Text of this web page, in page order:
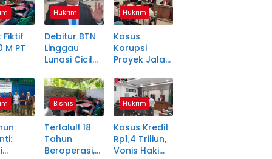
Fiktif
M PT
Petani
Hukrim
Debitur BTN
Linggau
Lunasi Cicilan
Lalu, SHM Tak
Kunjung
Diserahkan
Hukrim
Kasus
Korupsi
Proyek Jalan
di
Pagaralam
Memasuki
Babak Akhir,
Enam
Terdakwa
Dituntut 2,5
Bisnis
Terlalu!! 18
Tahun
Beroperasi,
Hukrim
Kasus Kredit
Rp1,4 Triliun,
Vonis Hakim